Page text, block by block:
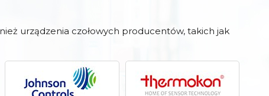
urządzenia czołowych producentów, takich jak